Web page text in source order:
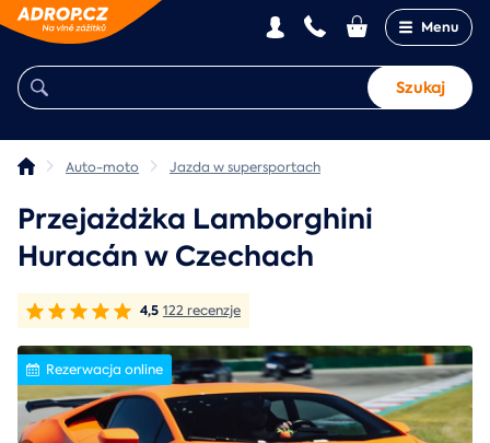
Menu
Szukaj
Auto-moto Jazda w supersportach
Przejażdżka Lamborghini
Huracán w Czechach
4,5 122 recenzje
Rezerwacja online